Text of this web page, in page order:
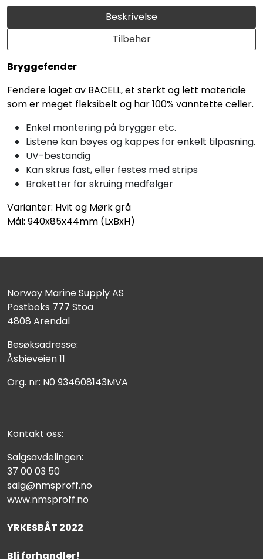
Beskrivelse
Tilbehør
Bryggefender
Fendere laget av BACELL, et sterkt og lett materiale
som er meget fleksibelt og har 100% vanntette celler.
Enkel montering på brygger etc.
Listene kan bøyes og kappes for enkelt tilpasning.
UV-bestandig
Kan skrus fast, eller festes med strips
Braketter for skruing medfølger
Varianter: Hvit og Mørk grå
Mål: 940x85x44mm (LxBxH)
Norway Marine Supply AS
Postboks 777 Stoa
4808 Arendal
Besøksadresse:
Åsbieveien 11
Org. nr: N0 934608143MVA
Kontakt oss:
Salgsavdelingen:
37 00 03 50
salg@nmsproff.no
www.nmsproff.no
YRKESBÅT 2022
Bli forhandler!